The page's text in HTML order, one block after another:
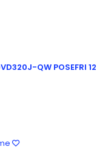
QW POSEFRI 12